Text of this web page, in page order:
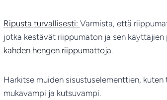
Ripusta turvallisesti: Varmista, että
jotka kestävät riippumaton ja sen
kahden hengen riippumattoja.
Harkitse muiden sisustuselementtien,
mukavampi ja kutsuvampi.